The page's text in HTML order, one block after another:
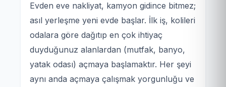
Evden eve nakliyat, kamyon gidince bitmez;
asıl yerleşme yeni evde başlar. İlk iş, kolileri
odalara göre dağıtıp en çok ihtiyaç
duyduğunuz alanlardan (mutfak, banyo,
yatak odası) açmaya başlamaktır. Her şeyi
aynı anda açmaya çalışmak yorgunluğu ve